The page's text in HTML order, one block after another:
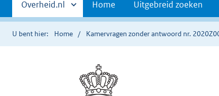
navigatie
Andere
sites
binnen
Overheid.nl Home Uitgebreid zoeken
U bent hier: Home Kamervragen zonder antwoord nr.